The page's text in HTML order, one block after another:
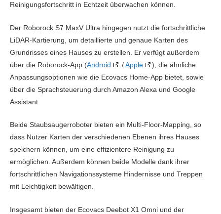
Reinigungsfortschritt in Echtzeit überwachen können.
Der Roborock S7 MaxV Ultra hingegen nutzt die fortschrittliche
LiDAR-Kartierung, um detaillierte und genaue Karten des
Grundrisses eines Hauses zu erstellen. Er verfügt außerdem
über die Roborock-App (Android /Apple
), die ähnliche
Anpassungsoptionen wie die Ecovacs Home-App bietet, sowie
über die Sprachsteuerung durch Amazon Alexa und Google
Assistant.
Beide Staubsaugerroboter bieten ein Multi-Floor-Mapping, so
dass Nutzer Karten der verschiedenen Ebenen ihres Hauses
speichern können, um eine effizientere Reinigung zu
ermöglichen. Außerdem können beide Modelle dank ihrer
fortschrittlichen Navigationssysteme Hindernisse und Treppen
mit Leichtigkeit bewältigen.
Insgesamt bieten der Ecovacs Deebot X1 Omni und der